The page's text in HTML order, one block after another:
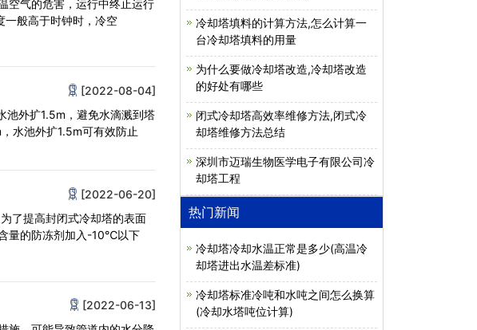
空气的危害，运行中终止运行
一般高于时钟时，冷空
[2022-08-04]
池外扩1.5m，避免水滴溅到塔
水池外扩1.5m可有效防止
[2022-06-20]
了提高封闭式冷却塔的表面
量的防冻剂加入-10℃以下
[2022-06-13]
冷却塔填料的计算方法,怎么计算一
台冷却塔填料的用量
为什么要做冷却塔改造,冷却塔改造
的好处有哪些
闭式冷却塔高效率维修方法,闭式冷
却塔维修方法总结
深圳市迈瑞生物医学电子有限公司冷
却塔工程
热门新闻
冷却塔冷却水温正常是多少(高温冷
却塔进出水温差标准)
冷却塔标准冷吨和水吨之间怎么换算
(冷却水塔吨位计算)